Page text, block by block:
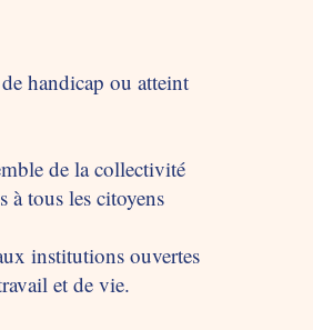
handicap ou atteint
de la collectivité
à tous les citoyens
institutions ouvertes
et de vie.